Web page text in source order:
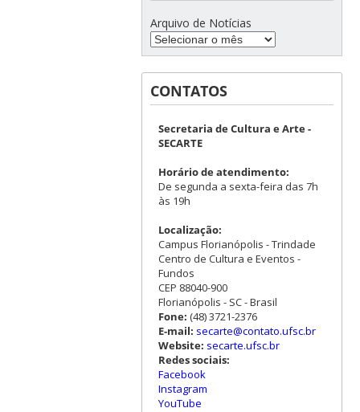
Arquivo de Notícias
CONTATOS
Secretaria de Cultura e Arte -
SECARTE
Horário de atendimento:
De segunda a sexta-feira das 7h
às 19h
Localização:
Campus Florianópolis - Trindade
Centro de Cultura e Eventos -
Fundos
CEP 88040-900
Florianópolis - SC - Brasil
Fone: (48) 3721-2376
E-mail: secarte@contato.ufsc.br
Website: secarte.ufsc.br
Redes sociais:
Facebook
Instagram
YouTube